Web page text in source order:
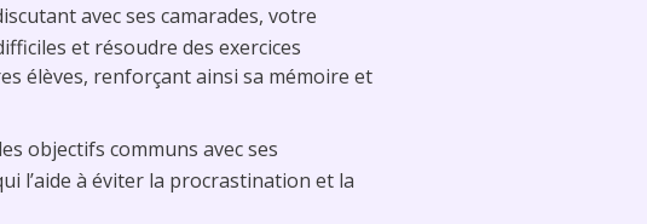
avec ses camarades, votre
et résoudre des exercices
élèves, renforçant ainsi sa mémoire et
objectifs communs avec ses
l’aide à éviter la procrastination et la